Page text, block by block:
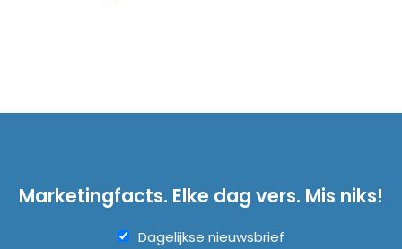
Marketingfacts. Elke dag vers. Mis niks!
Dagelijkse nieuwsbrief